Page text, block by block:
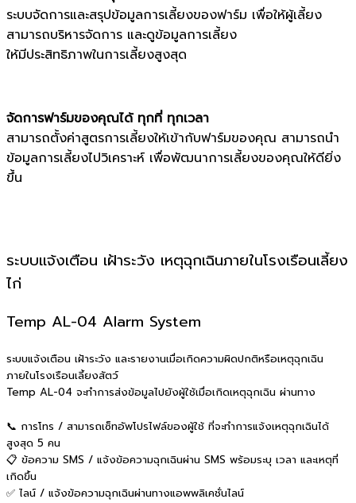
ระบบจัดการและสรุปข้อมูลการเลี้ยงของฟาร์ม เพื่อให้ผู้เลี้ยง
สามารถบริหารจัดการ และดูข้อมูลการเลี้ยง
ให้มีประสิทธิภาพในการเลี้ยงสูงสุด
จัดการฟาร์มของคุณได้ ทุกที่ ทุกเวลา
สามารถตั้งค่าสูตรการเลี้ยงให้เข้ากับฟาร์มของคุณ สามารถนำ
ข้อมูลการเลี้ยงไปวิเคราะห์ เพื่อพัฒนาการเลี้ยงของคุณให้ดียิ่ง
ขึ้น
ระบบแจ้งเตือน เฝ้าระวัง เหตุฉุกเฉินภายในโรงเรือนเลี้ยง
ไก่
Temp AL-04 Alarm System
ระบบแจ้งเตือน เฝ้าระวัง และรายงานเมื่อเกิดความผิดปกติหรือเหตุฉุกเฉิน
ภายในโรงเรือนเลี้ยงสัตว์
Temp AL-04 จะทำการส่งข้อมูลไปยังผู้ใช้เมื่อเกิดเหตุฉุกเฉิน ผ่านทาง
📞 การโทร / สามารถเซ็ทอัพโปรไฟล์ของผู้ใช้ ที่จะทำการแจ้งเหตุฉุกเฉินได้
สูงสุด 5 คน
📋 ข้อความ SMS / แจ้งข้อความฉุกเฉินผ่าน SMS พร้อมระบุ เวลา และเหตุที่
เกิดขึ้น
✅ ไลน์ / แจ้งข้อความฉุกเฉินผ่านทางแอพพลิเคชั่นไลน์